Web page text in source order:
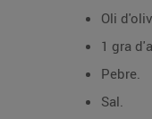
Oli
1 gra
Pebre.
Sal.